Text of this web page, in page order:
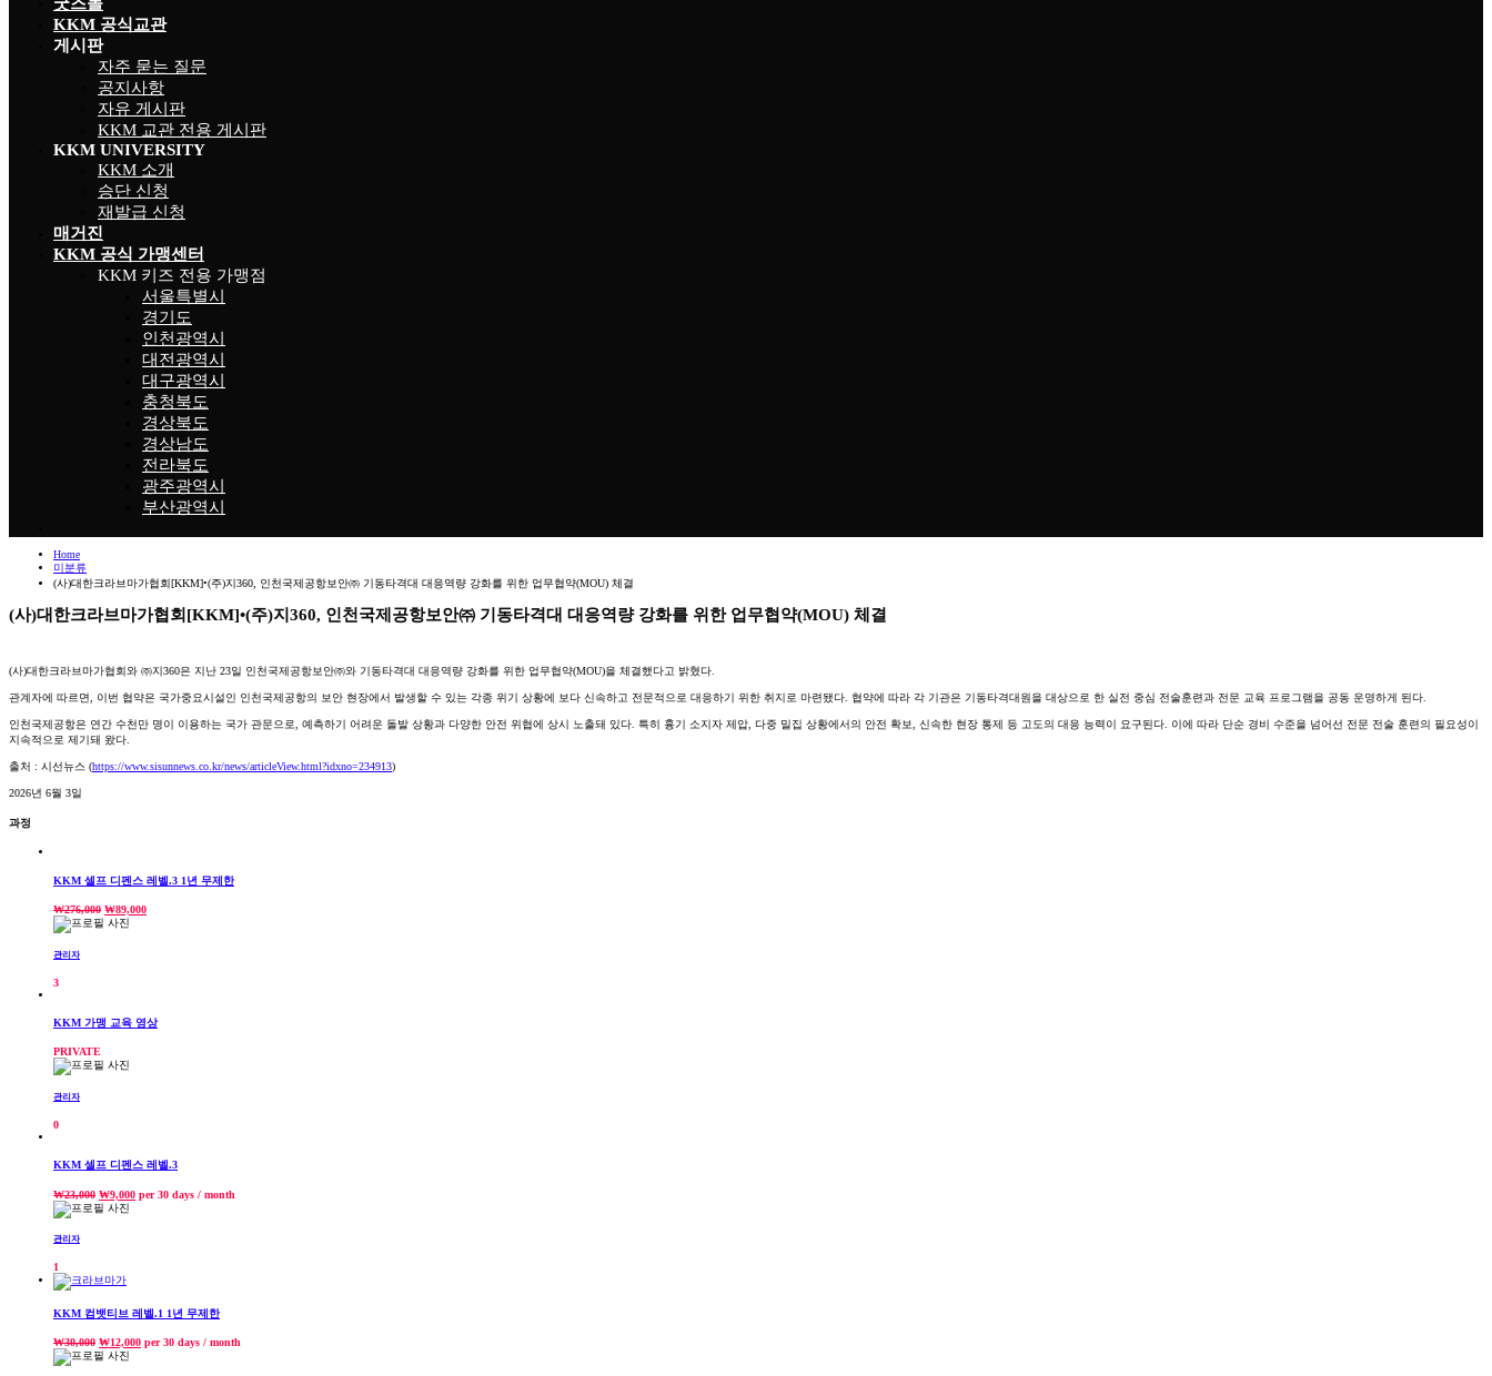
KKM 공식교관
게시판
자주 묻는 질문
공지사항
자유 게시판
KKM 교관 전용 게시판
KKM UNIVERSITY
KKM 소개
승단 신청
재발급 신청
매거진
KKM 공식 가맹센터
KKM 키즈 전용 가맹점
서울특별시
경기도
인천광역시
대전광역시
대구광역시
충청북도
경상북도
경상남도
전라북도
광주광역시
부산광역시
Home
미분류
(사)대한크라브마가협회[KKM]•(주)지360, 인천국제공항보안㈜ 기동타격대 대응역량 강화를 위한 업무협약(MOU) 체결
(사)대한크라브마가협회[KKM]•(주)지360, 인천국제공항보안㈜ 기동타격대 대응역량 강화를 위한 업무협약(MOU) 체결
(사)대한크라브마가협회와 ㈜지360은 지난 23일 인천국제공항보안㈜와 기동타격대 대응역량 강화를 위한 업무협약(MOU)을 체결했다고 밝혔다.
관계자에 따르면, 이번 협약은 국가중요시설인 인천국제공항의 보안 현장에서 발생할 수 있는 각종 위기 상황에 보다 신속하고 전문적으로 대응하기 위한 취지로 마련됐다. 협약에 따라 각 기관은 기동타격대원을 대상으로 한 실전 중심 전술훈련과 전문 교육 프로그램을 공동 운영하게 된다.
인천국제공항은 연간 수천만 명이 이용하는 국가 관문으로, 예측하기 어려운 돌발 상황과 다양한 안전 위협에 상시 노출돼 있다. 특히 흉기 소지자 제압, 다중 밀집 상황에서의 안전 확보, 신속한 현장 통제 등 고도의 대응 능력이 요구된다. 이에 따라 단순 경비 수준을 넘어선 전문 전술 훈련의 필요성이
지속적으로 제기돼 왔다.
출처 : 시선뉴스 (https://www.sisunnews.co.kr/news/articleView.html?idxno=234913)
2026년 6월 3일
과정
KKM 셀프 디펜스 레벨.3 1년 무제한
₩276,000 ₩89,000
관리자
3
KKM 가맹 교육 영상
PRIVATE
관리자
0
KKM 셀프 디펜스 레벨.3
₩23,000 ₩9,000 per 30 days / month
관리자
1
KKM 컴뱃티브 레벨.1 1년 무제한
₩30,000 ₩12,000 per 30 days / month